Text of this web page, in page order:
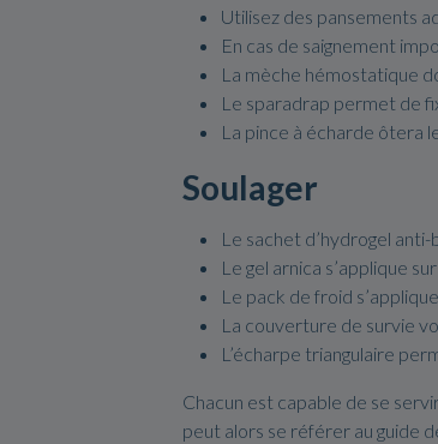
Utilisez des pansements
En cas de saignement
La mèche hémostatique
Le sparadrap permet de
La pince à écharde ôtera
Soulager
Le sachet d’hydrogel
Le gel arnica s’applique
Le pack de froid
La couverture de survie
L’écharpe triangulaire
Chacun est capable de se
peut alors se référer au guide